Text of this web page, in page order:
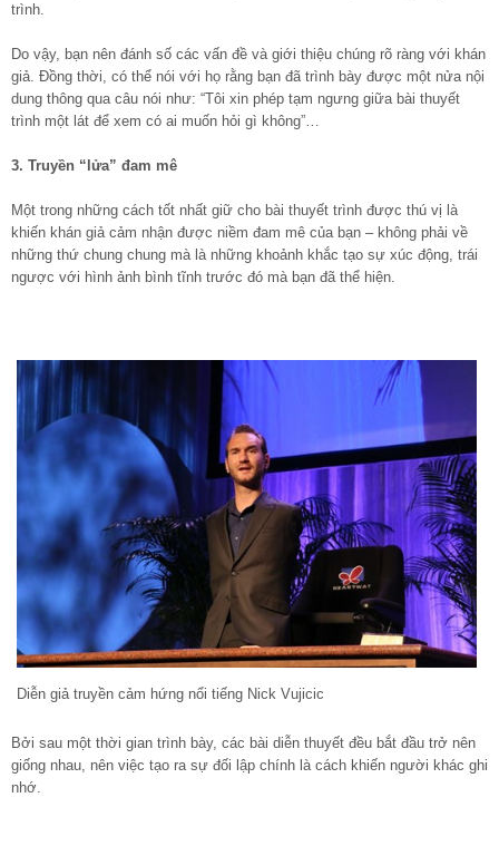
trình.
Do vậy, bạn nên đánh số các vấn đề và giới thiệu chúng rõ ràng với khán
giả. Đồng thời, có thể nói với họ rằng bạn đã trình bày được một nửa nội
dung thông qua câu nói như: “Tôi xin phép tạm ngưng giữa bài thuyết
trình một lát để xem có ai muốn hỏi gì không”…
3. Truyền “lửa” đam mê
Một trong những cách tốt nhất giữ cho bài thuyết trình được thú vị là
khiến khán giả cảm nhận được niềm đam mê của bạn – không phải về
những thứ chung chung mà là những khoảnh khắc tạo sự xúc động, trái
ngược với hình ảnh bình tĩnh trước đó mà bạn đã thể hiện.
Diễn giả truyền cảm hứng nổi tiếng Nick Vujicic
Bởi sau một thời gian trình bày, các bài diễn thuyết đều bắt đầu trở nên
giống nhau, nên việc tạo ra sự đối lập chính là cách khiến người khác ghi
nhớ.